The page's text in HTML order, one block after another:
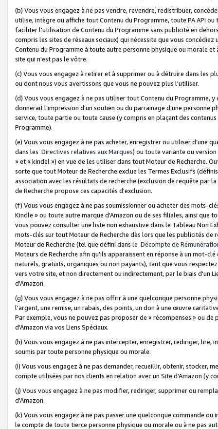
(b) Vous vous engagez à ne pas vendre, revendre, redistribuer,
utilise, intègre ou affiche tout Contenu du Programme, toute PA API
faciliter l'utilisation de Contenu du Programme sans publicité en
compris les sites de réseaux sociaux) qui nécessite que vous
Contenu du Programme à toute autre personne physique ou morale
site qui n'est pas le vôtre.
(c) Vous vous engagez à retirer et à supprimer ou à détruire dans les
ou dont nous vous avertissons que vous ne pouvez plus l'utiliser.
(d) Vous vous engagez à ne pas utiliser tout Contenu du Programme,
donnerait l'impression d'un soutien ou du parrainage d'une personne
service, toute partie ou toute cause (y compris en plaçant des
Programme).
(e) Vous vous engagez à ne pas acheter, enregistrer ou utiliser d’une
dans les Directives relatives aux Marques) ou toute variante ou
» et « kindel ») en vue de les utiliser dans tout Moteur de Recherche.
sorte que tout Moteur de Recherche exclue les Termes Exclusifs
association avec les résultats de recherche (exclusion de requête
de Recherche propose ces capacités d'exclusion.
(f) Vous vous engagez à ne pas soumissionner ou acheter des mots-
Kindle » ou toute autre marque d'Amazon ou de ses filiales, ainsi que
vous pouvez consulter une liste non exhaustive dans le Tableau Non
mots-clés sur tout Moteur de Recherche dès lors que les publicités de
Moteur de Recherche (tel que défini dans le Décompte de
Moteurs de Recherche afin qu'ils apparaissent en réponse à un mot-
naturels, gratuits, organiques ou non payants), tant que vous
vers votre site, et non directement ou indirectement, par le biais d'un
d'Amazon.
(g) Vous vous engagez à ne pas offrir à une quelconque personne
l'argent, une remise, un rabais, des points, un don à une œuvre
Par exemple, vous ne pouvez pas proposer de « récompenses » ou
d'Amazon via vos Liens Spéciaux.
(h) Vous vous engagez à ne pas intercepter, enregistrer, rediriger,
soumis par toute personne physique ou morale.
(i) Vous vous engagez à ne pas demander, recueillir, obtenir, stocker,
compte utilisées par nos clients en relation avec un Site d'Amazon (y
(j) Vous vous engagez à ne pas modifier, rediriger, supprimer ou
d'Amazon.
(k) Vous vous engagez à ne pas passer une quelconque commande
le compte de toute tierce personne physique ou morale ou à ne pas